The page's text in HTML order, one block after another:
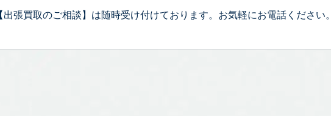
出張買取のご相談】は随時受け付けております。お気軽にお電話ください。